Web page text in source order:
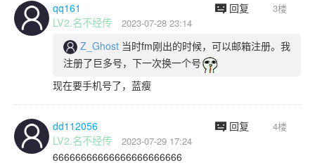
qq161 回复 3楼
LV2.名不经传 2023-07-28 23:14
Z_Ghost 当时fm刚出的时候，可以邮箱注册。我
注册了巨多号，下一次换一个号
现在要手机号了，蓝瘦
dd112056 回复 4楼
LV2.名不经传 2023-07-29 17:24
66666666666666666666666